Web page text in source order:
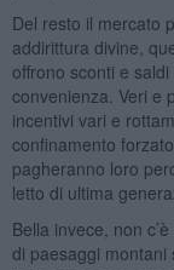
Del resto il mercato
addirittura divine,
offrono sconti e
convenienza. Veri e
incentivi vari e
confinamento
pagheranno loro
letto di ultima
Bella invece, non
di paesaggi montani